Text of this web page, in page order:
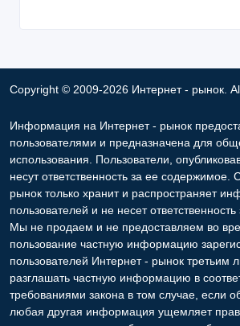
Copyright © 2009-2026 Интернет - рынок.
Информация на Интернет - рынок
пользователями и предназначена для
использования. Пользователи,
несут ответственность за ее содержимое.
рынок только хранит и распространяет
пользователей и не несет
Мы не продаем и не предоставляем во
пользование частную информацию
пользователей Интернет - рынок
разглашать частную информацию в
требованиями закона в том случае, если
любая другая информация ущемляет